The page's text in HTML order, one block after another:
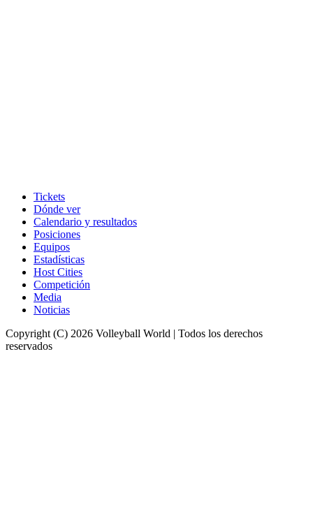
Tickets
Dónde ver
Calendario y resultados
Posiciones
Equipos
Estadísticas
Host Cities
Competición
Media
Noticias
Copyright (C) 2026 Volleyball World | Todos los derechos
reservados